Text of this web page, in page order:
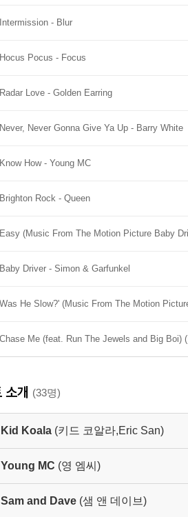
Intermission - Blur
Hocus Pocus - Focus
Radar Love - Golden Earring
Never, Never Gonna Give Ya Up - Barry White
Know How - Young MC
Brighton Rock - Queen
Easy (Music From The Motion Picture Baby
Baby Driver - Simon & Garfunkel
Was He Slow?' (Music From The Motion
Chase Me (feat. Run The Jewels and Big Boi)
소개 (33명)
Kid Koala (키드 코알라,Eric San)
Young MC (영 엠씨)
Sam and Dave (샘 앤 데이브)